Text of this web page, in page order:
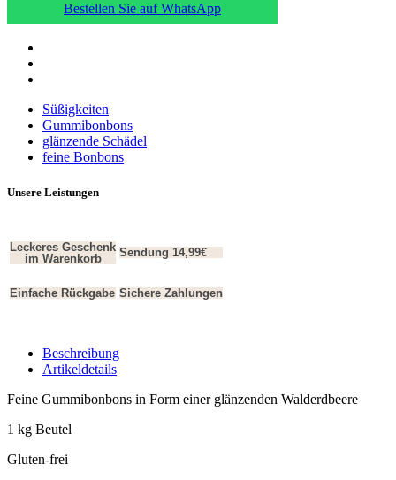
Bestellen Sie auf WhatsApp
Süßigkeiten
Gummibonbons
glänzende Schädel
feine Bonbons
Unsere Leistungen
Leckeres Geschenk
im Warenkorb
Sendung 14,99€
Einfache Rückgabe Sichere Zahlungen
Beschreibung
Artikeldetails
Feine Gummibonbons in Form einer glänzenden Walderdbeere
1 kg Beutel
Gluten-frei